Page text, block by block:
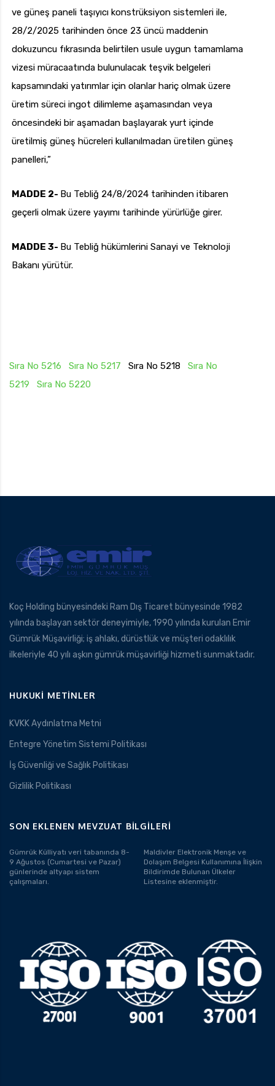
ve güneş paneli taşıyıcı konstrüksiyon sistemleri ile,
28/2/2025 tarihinden önce 23 üncü maddenin
dokuzuncu fıkrasında belirtilen usule uygun tamamlama
vizesi müracaatında bulunulacak teşvik belgeleri
kapsamındaki yatırımlar için olanlar hariç olmak üzere
üretim süreci ingot dilimleme aşamasından veya
öncesindeki bir aşamadan başlayarak yurt içinde
üretilmiş güneş hücreleri kullanılmadan üretilen güneş
panelleri,”
MADDE 2- Bu Tebliğ 24/8/2024 tarihinden itibaren
geçerli olmak üzere yayımı tarihinde yürürlüğe girer.
MADDE 3- Bu Tebliğ hükümlerini Sanayi ve Teknoloji
Bakanı yürütür.
Sıra No 5216 Sıra No 5217 Sıra No 5218 Sıra No
5219
Sıra No 5220
Koç Holding bünyesindeki Ram Dış Ticaret bünyesinde 1982
yılında başlayan sektör deneyimiyle, 1990 yılında kurulan Emir
Gümrük Müşavirliği; iş ahlakı, dürüstlük ve müşteri odaklılık
ilkeleriyle 40 yılı aşkın gümrük müşavirliği hizmeti sunmaktadır.
HUKUKI METINLER
KVKK Aydınlatma Metni
Entegre Yönetim Sistemi Politikası
İş Güvenliği ve Sağlık Politikası
Gizlilik Politikası
SON EKLENEN MEVZUAT BILGILERI
Gümrük Külliyatı veri tabanında 8-
9 Ağustos (Cumartesi ve Pazar)
günlerinde altyapı sistem
çalışmaları.
Maldivler Elektronik Menşe ve
Dolaşım Belgesi Kullanımına İlişkin
Bildirimde Bulunan Ülkeler
Listesine eklenmiştir.